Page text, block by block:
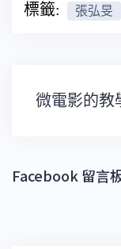
標籤: 張弘旻
文
章
微電影的教
Facebook 留言